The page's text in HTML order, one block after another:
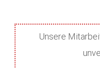
Unsere